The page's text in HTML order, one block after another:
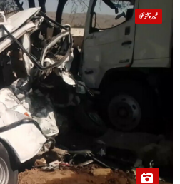
خیبر پختونخوا